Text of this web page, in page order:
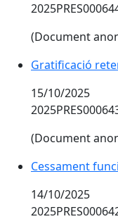
(Document
Gratificació
15/10/2025
(Document
Cessament
14/10/2025